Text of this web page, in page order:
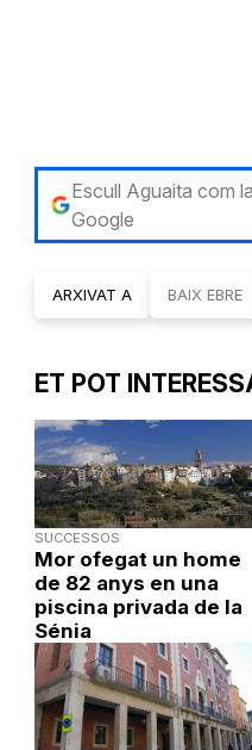
Escull Aguaita com
Google
ARXIVAT A BAIX EBRE
ET POT
SUCCESSOS
Mor ofegat un home
de 82 anys en una
piscina privada de la
Sénia